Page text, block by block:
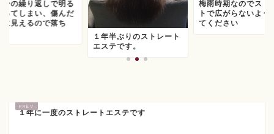
ーの繰り返しで明る
ってしまい、傷んだ
に見えるので落ち
１年半ぶりのストレート
エステです。
梅雨時期なのでスト
トで広がらないよう
てください
１年に一度のストレートエステです